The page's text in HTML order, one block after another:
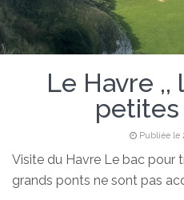
Le Havre ,,
Publiée le
Visite du Havre Le bac pour
grands ponts ne sont pas